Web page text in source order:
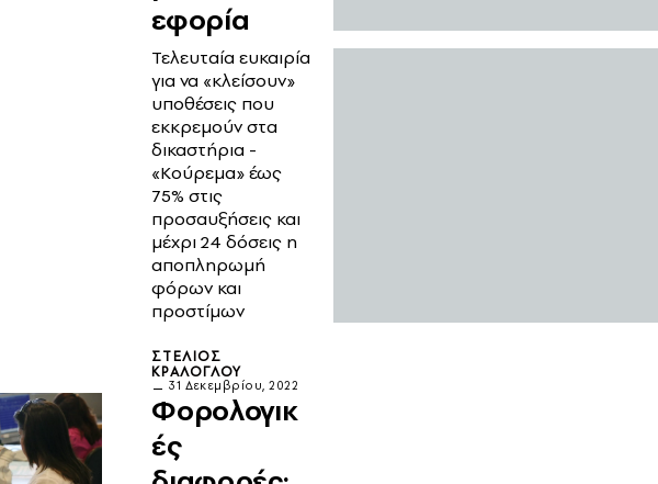
εφορία
Τελευταία ευκαιρία
για να «κλείσουν»
υποθέσεις που
εκκρεμούν στα
δικαστήρια -
«Κούρεμα» έως
75% στις
προσαυξήσεις και
μέχρι 24 δόσεις η
αποπληρωμή
φόρων και
προστίμων
ΣΤΈΛΙΟΣ
ΚΡΆΛΟΓΛΟΥ
31 Δεκεμβρίου, 2022
Φορολογικ
ές